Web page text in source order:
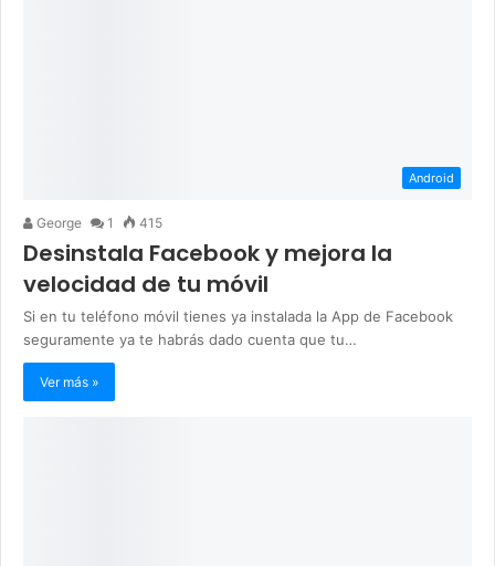
Android
George 1 415
Desinstala Facebook y mejora la
velocidad de tu móvil
Si en tu teléfono móvil tienes ya instalada la App de Facebook
seguramente ya te habrás dado cuenta que tu…
Ver más »